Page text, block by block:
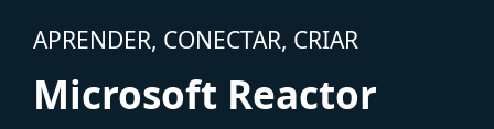
APRENDER, CONECTAR, CRIAR
Microsoft Reactor